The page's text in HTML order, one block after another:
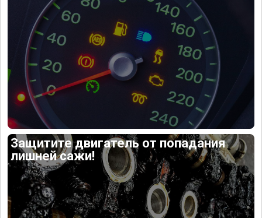
Защитите двигатель от попадания
лишней сажи!